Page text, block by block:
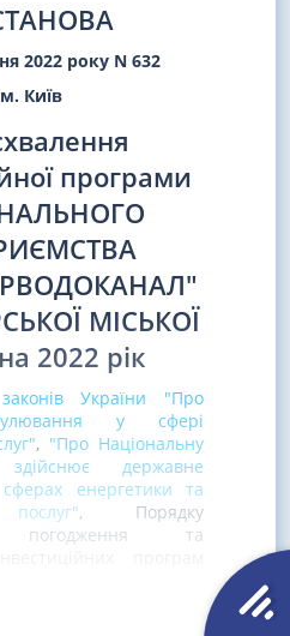
2022 року N 632
м. Київ
програми
МІСЬКОЇ
2022 рік
законів України "Про
у сфері
, "Про Національну
державне
енергетики та
, Порядку
погодження та